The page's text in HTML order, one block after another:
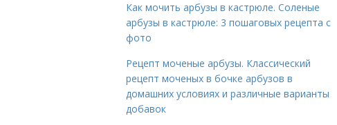
Как мочить арбузы в кастрюле. Соленые
арбузы в кастрюле: 3 пошаговых рецепта с
фото
Рецепт моченые арбузы. Классический
рецепт моченых в бочке арбузов в
домашних условиях и различные варианты
добавок